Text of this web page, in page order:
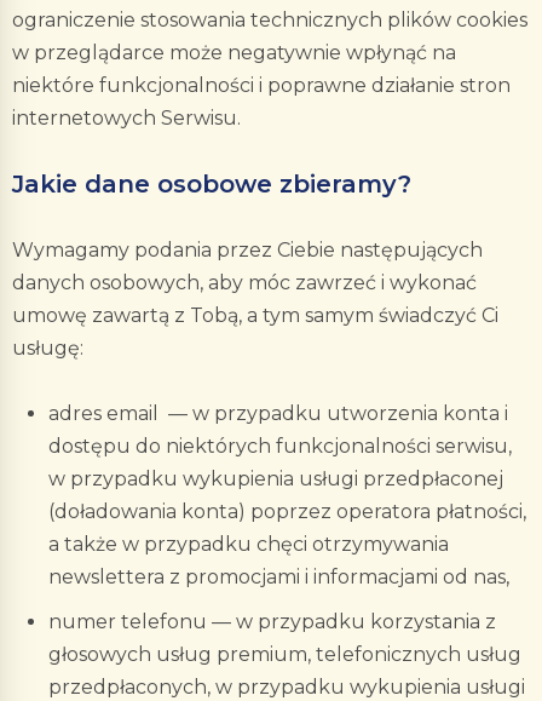
ograniczenie stosowania technicznych plików cookies
w przeglądarce może negatywnie wpłynąć na
niektóre funkcjonalności i poprawne działanie stron
internetowych Serwisu.
Jakie dane osobowe zbieramy?
Wymagamy podania przez Ciebie następujących
danych osobowych, aby móc zawrzeć i wykonać
umowę zawartą z Tobą, a tym samym świadczyć Ci
usługę:
adres email — w przypadku utworzenia konta i
dostępu do niektórych funkcjonalności serwisu,
w przypadku wykupienia usługi przedpłaconej
(doładowania konta) poprzez operatora płatności,
a także w przypadku chęci otrzymywania
newslettera z promocjami i informacjami od nas,
numer telefonu — w przypadku korzystania z
głosowych usług premium, telefonicznych usług
przedpłaconych, w przypadku wykupienia usługi